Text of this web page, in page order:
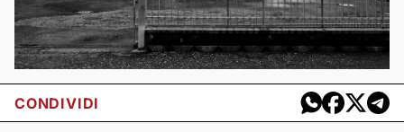
CONDIVIDI